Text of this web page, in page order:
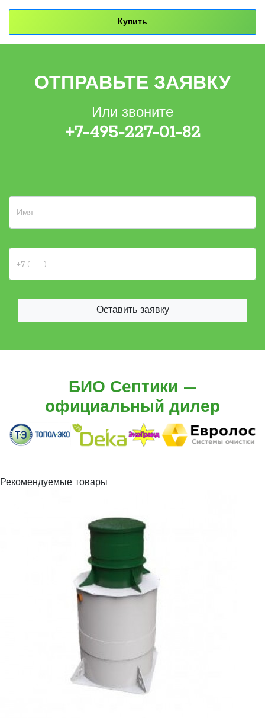
Купить
ОТПРАВЬТЕ ЗАЯВКУ
Или звоните
+7-495-227-01-82
Оставить заявку
БИО Септики —
официальный дилер
Рекомендуемые товары